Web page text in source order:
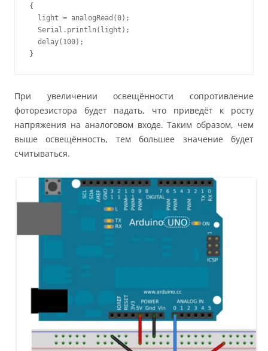
{
  light = analogRead(0);
  Serial.println(light);
  delay(100);
При увеличении освещённости сопротивление
фоторезистора будет падать, что приведёт к росту
напряжения на аналоговом входе. Таким образом, чем
выше освещённость, тем большее значение будет
считываться.